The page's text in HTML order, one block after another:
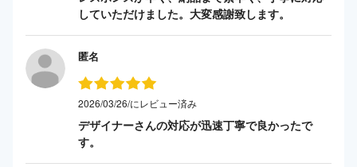
していただけました。大変感謝致します。
匿名
2026/03/26/にレビュー済み
デザイナーさんの対応が迅速丁寧で良かったで
す。